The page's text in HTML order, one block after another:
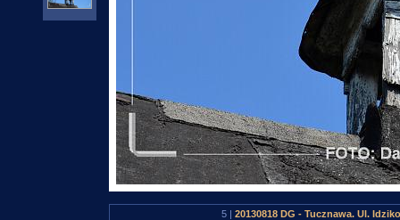
5 | 20130818 DG - Tucznawa. Ul.